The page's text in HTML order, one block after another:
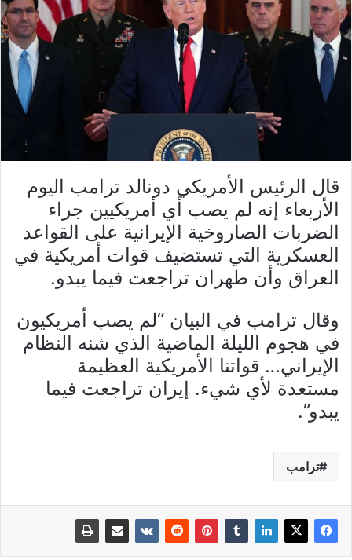
قال الرئيس الأمريكي دونالد ترامب اليوم
الأربعاء إنه لم يصب أي أمريكيين جراء
الضربات الصاروخية الإيرانية على القواعد
العسكرية التي تستضيف قوات أمريكية في
العراق وأن طهران تراجعت فيما يبدو.
وقال ترامب في البيان “لم يصب أمريكيون
في هجوم الليلة الماضية الذي شنه النظام
الإيراني… قواتنا الأمريكية العظيمة
مستعدة لأي شيء. إيران تراجعت فيما
يبدو”.
ترامب